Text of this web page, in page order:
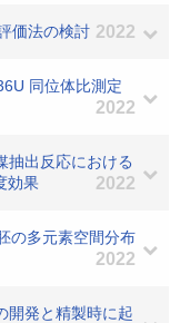
価法の検討 2022
同位体比測定
2022
抽出反応における
効果
2022
の多元素空間分布
2022
開発と精製時に起